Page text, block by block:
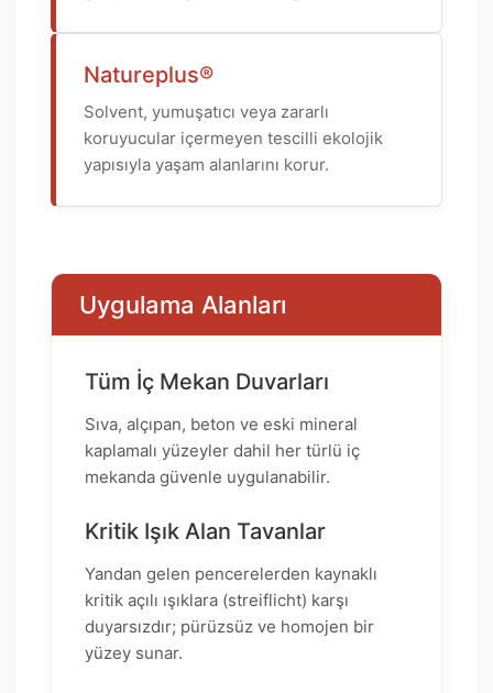
Natureplus®
Solvent, yumuşatıcı veya zararlı
koruyucular içermeyen tescilli ekolojik
yapısıyla yaşam alanlarını korur.
Uygulama Alanları
Tüm İç Mekan Duvarları
Sıva, alçıpan, beton ve eski mineral
kaplamalı yüzeyler dahil her türlü iç
mekanda güvenle uygulanabilir.
Kritik Işık Alan Tavanlar
Yandan gelen pencerelerden kaynaklı
kritik açılı ışıklara (streiflicht) karşı
duyarsızdır; pürüzsüz ve homojen bir
yüzey sunar.